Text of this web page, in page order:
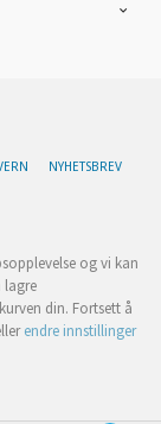
NYHETSBREV
og vi kan
lagre
din. Fortsett å
endre innstillinger